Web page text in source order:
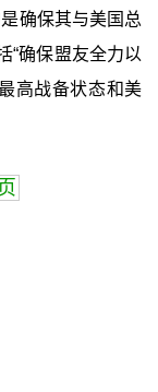
确保其与美国总
“确保盟友全力以
高战备状态和美